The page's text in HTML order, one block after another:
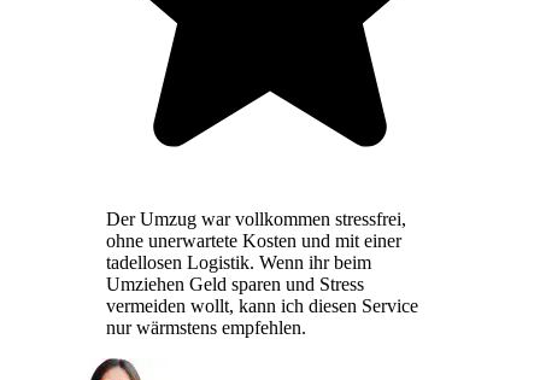
Der Umzug war vollkommen stressfrei,
ohne unerwartete Kosten und mit einer
tadellosen Logistik. Wenn ihr beim
Umziehen Geld sparen und Stress
vermeiden wollt, kann ich diesen Service
nur wärmstens empfehlen.